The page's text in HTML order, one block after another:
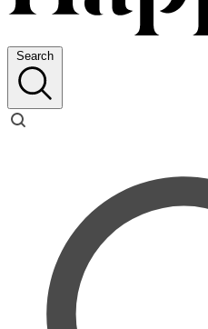
Search